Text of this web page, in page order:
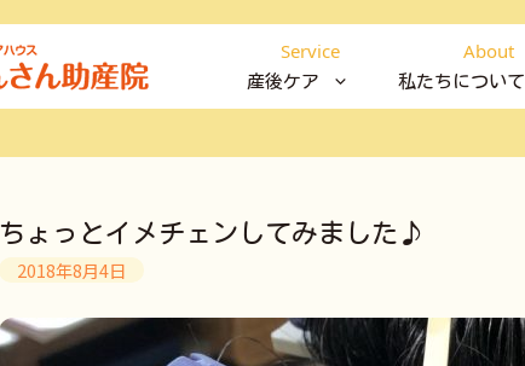
Service
産後ケア
About
私たちについて
ちょっとイメチェンしてみました♪
2018年8月4日